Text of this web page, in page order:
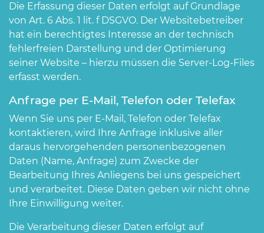
Die Erfassung dieser Daten erfolgt auf Grundlage
von Art. 6 Abs. 1 lit. f DSGVO. Der Websitebetreiber
hat ein berechtigtes Interesse an der technisch
fehlerfreien Darstellung und der Optimierung
seiner Website – hierzu müssen die Server-Log-Files
erfasst werden.
Anfrage per E-Mail, Telefon oder Telefax
Wenn Sie uns per E-Mail, Telefon oder Telefax
kontaktieren, wird Ihre Anfrage inklusive aller
daraus hervorgehenden personenbezogenen
Daten (Name, Anfrage) zum Zwecke der
Bearbeitung Ihres Anliegens bei uns gespeichert
und verarbeitet. Diese Daten geben wir nicht ohne
Ihre Einwilligung weiter.
Die Verarbeitung dieser Daten erfolgt auf